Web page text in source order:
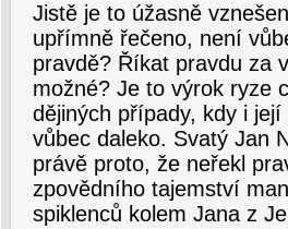
Jistě je to úžasně
upřímně řečeno, není
pravdě? Říkat pravdu za
možné? Je to výrok ryze
dějiných případy, kdy i
vůbec daleko. Svatý Jan
právě proto, že neřekl
zpovědního tajemství
spiklenců kolem Jana z